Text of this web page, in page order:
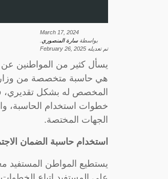
March 17, 2024
بواسطةسارة المنصوري
تم تعديله February 26, 2025
يسأل كثير من المواطنين
هي حاسبة متخصصة من وزارة
المخصص له بشكل تقديري،
خطوات استخدام الحاسبة،
الجهات المختصة.
استخدام حاسبة الضمان
يستطيع المواطن المستفيد